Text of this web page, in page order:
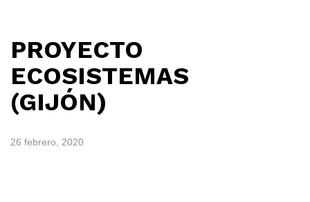
PROYECTO
ECOSISTEMAS
(GIJÓN)
26 febrero, 2020